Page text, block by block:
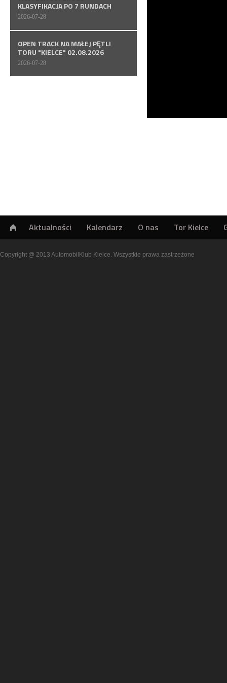
KLASYFIKACJA PO 7 RUNDACH
2026-07-28
OPEN TRACK NA MAŁEJ PĘTLI
TORU "KIELCE" 02.08.2026
2026-07-28
Aktualności Kalendarz O nas Tor Kielce
Copyright @ 2013 AutomobilKlub Kielce. Wszystkie prawa zastrzeżone